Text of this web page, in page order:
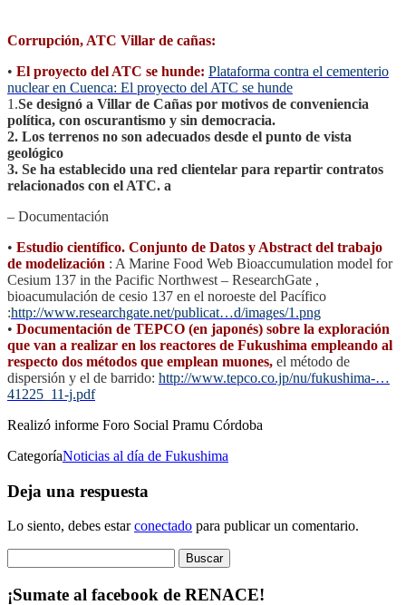
Corrupción, ATC Villar de cañas:
• El proyecto del ATC se hunde: Plataforma contra el cementerio
nuclear en Cuenca: El proyecto del ATC se hunde
1.Se designó a Villar de Cañas por motivos de conveniencia
política, con oscurantismo y sin democracia.
2. Los terrenos no son adecuados desde el punto de vista
geológico
3. Se ha establecido una red clientelar para repartir contratos
relacionados con el ATC. a
– Documentación
• Estudio científico. Conjunto de Datos y Abstract del trabajo
de modelización : A Marine Food Web Bioaccumulation model for
Cesium 137 in the Pacific Northwest – ResearchGate ,
bioacumulación de cesio 137 en el noroeste del Pacífico
:http://www.researchgate.net/publicat…d/images/1.png
• Documentación de TEPCO (en japonés) sobre la exploración
que van a realizar en los reactores de Fukushima empleando al
respecto dos métodos que emplean muones, el método de
dispersión y el de barrido: http://www.tepco.co.jp/nu/fukushima-…
41225_11-j.pdf
Realizó informe Foro Social Pramu Córdoba
CategoríaNoticias al día de Fukushima
Deja una respuesta
Lo siento, debes estarconectado para publicar un comentario.
¡Sumate al facebook de RENACE!